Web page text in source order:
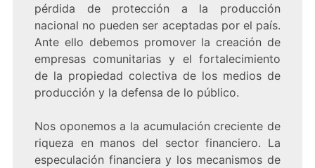
pérdida de protección a la producción
nacional no pueden ser aceptadas por el país.
Ante ello debemos promover la creación de
empresas comunitarias y el fortalecimiento
de la propiedad colectiva de los medios de
producción y la defensa de lo público.
Nos oponemos a la acumulación creciente de
riqueza en manos del sector financiero. La
especulación financiera y los mecanismos de